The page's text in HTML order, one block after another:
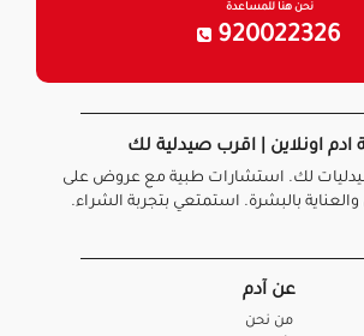
نحن هنا للمساعدة
920022326
ادم اونلاين | اقرب صيدلية لك
لك. استشارات طبية مع عروض على
بالبشرة. استمتعي بتجربة الشراء.
عن آدم
من نحن